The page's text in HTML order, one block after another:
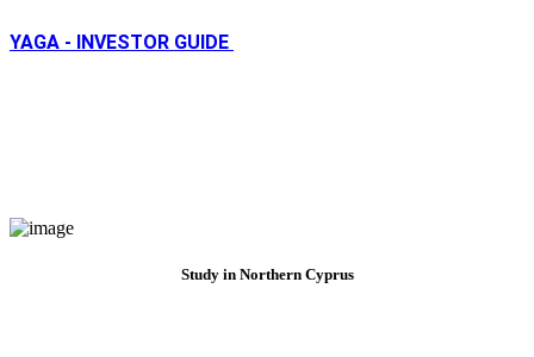
YAGA - INVESTOR GUIDE
Study in Northern Cyprus